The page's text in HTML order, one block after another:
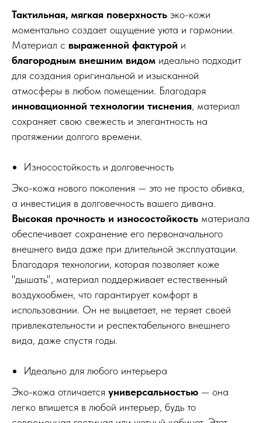
Тактильная, мягкая поверхность эко-кожи
моментально создает ощущение уюта и гармонии.
Материал с выраженной фактурой и
благородным внешним видом идеально подходит
для создания оригинальной и изысканной
атмосферы в любом помещении. Благодаря
инновационной технологии тиснения, материал
сохраняет свою свежесть и элегантность на
протяжении долгого времени.
Износостойкость и долговечность
Эко-кожа нового поколения — это не просто обивка,
а инвестиция в долговечность вашего дивана.
Высокая прочность и износостойкость материала
обеспечивает сохранение его первоначального
внешнего вида даже при длительной эксплуатации.
Благодаря технологии, которая позволяет коже
"дышать", материал поддерживает естественный
воздухообмен, что гарантирует комфорт в
использовании. Он не выцветает, не теряет своей
привлекательности и респектабельного внешнего
вида, даже спустя годы.
Идеально для любого интерьера
Эко-кожа отличается универсальностью — она
легко впишется в любой интерьер, будь то